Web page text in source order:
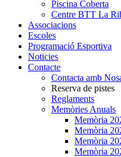
Piscina Coberta
Centre BTT La
Associacions
Escoles
Programació Esportiva
Noticies
Contacte
Contacta amb
Reserva de pistes
Reglaments
Memòries Anuals
Memòria
Memòria
Memòria
Memòria